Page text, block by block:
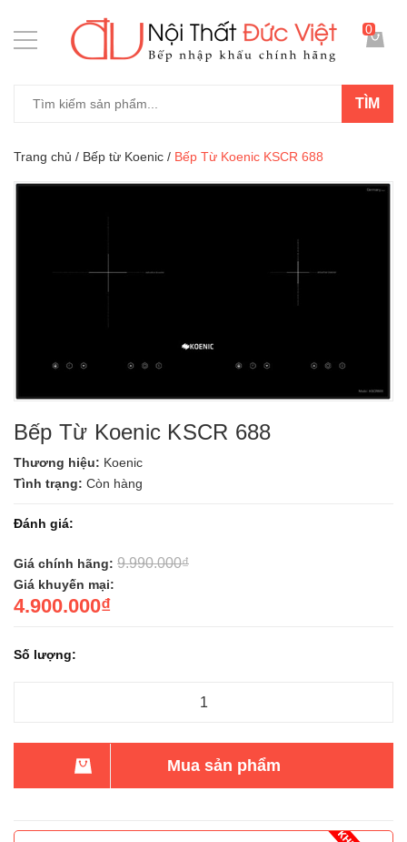
TÌM
0
Trang chủ / Bếp từ Koenic / Bếp Từ Koenic KSCR 688
Bếp Từ Koenic KSCR 688
Thương hiệu: Koenic
Tình trạng: Còn hàng
Đánh giá:
Giá chính hãng: 9.990.000₫
Giá khuyến mại:
4.900.000₫
Số lượng:
Mua sản phẩm